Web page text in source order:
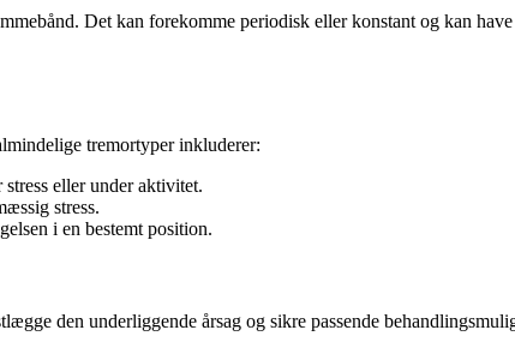
Det kan forekomme periodisk eller konstant og kan
tremortyper inkluderer:
eller under aktivitet.
stress.
i en bestemt position.
den underliggende årsag og sikre passende